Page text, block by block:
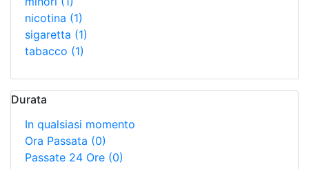
nicotina (1)
sigaretta (1)
tabacco (1)
Durata
In qualsiasi momento
Ora Passata (0)
Passate 24 Ore (0)